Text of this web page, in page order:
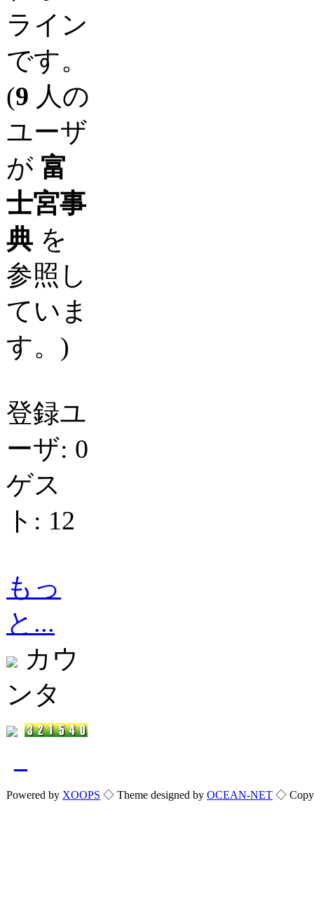
ライン
です。
(9 人の
ユーザ
が 富
士宮事
典 を
参照し
ていま
す。)
登録ユ
ーザ: 0
ゲス
ト: 12
もっ
と...
カウ
ンタ
Powered by XOOPS ◇ Theme designed by OCEAN-NET ◇